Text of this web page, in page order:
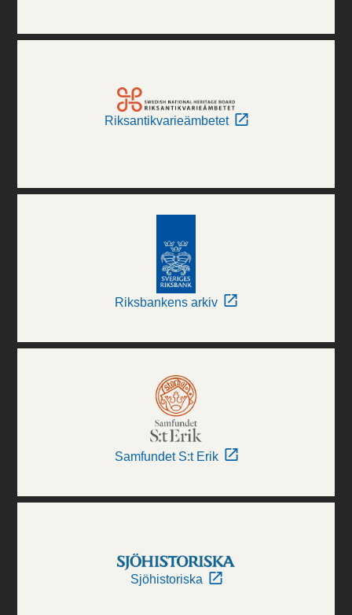
Riksantikvarieämbetet
Riksbankens arkiv
Samfundet S:t Erik
Sjöhistoriska